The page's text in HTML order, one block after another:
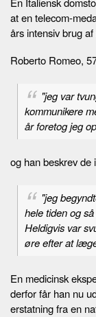
at en telecom-
års intensiv brug
Roberto Romeo,
"jeg var
kommunikere
år foretog jeg
og han beskrev de
"jeg
hele tiden og
Heldigvis var
øre efter at
En medicinsk
derfor får han nu
erstatning fra en